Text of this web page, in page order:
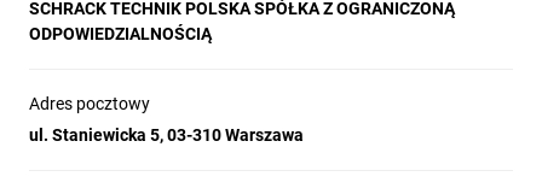
SCHRACK TECHNIK POLSKA SPÓŁKA Z OGRANICZONĄ
ODPOWIEDZIALNOŚCIĄ
Adres pocztowy
ul. Staniewicka 5, 03-310 Warszawa